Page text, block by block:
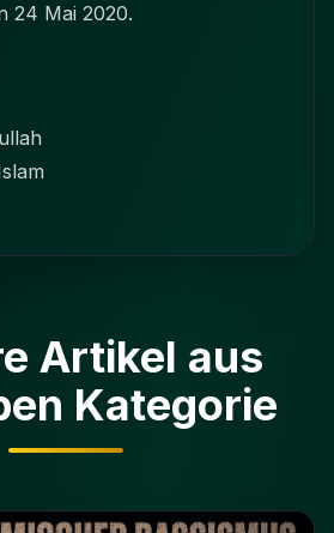
24 Mai 2020.
Artikel aus
Kategorie